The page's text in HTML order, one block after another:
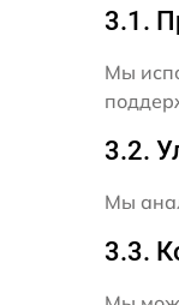
3.1.
Мы
3.2.
Мы
3.3.